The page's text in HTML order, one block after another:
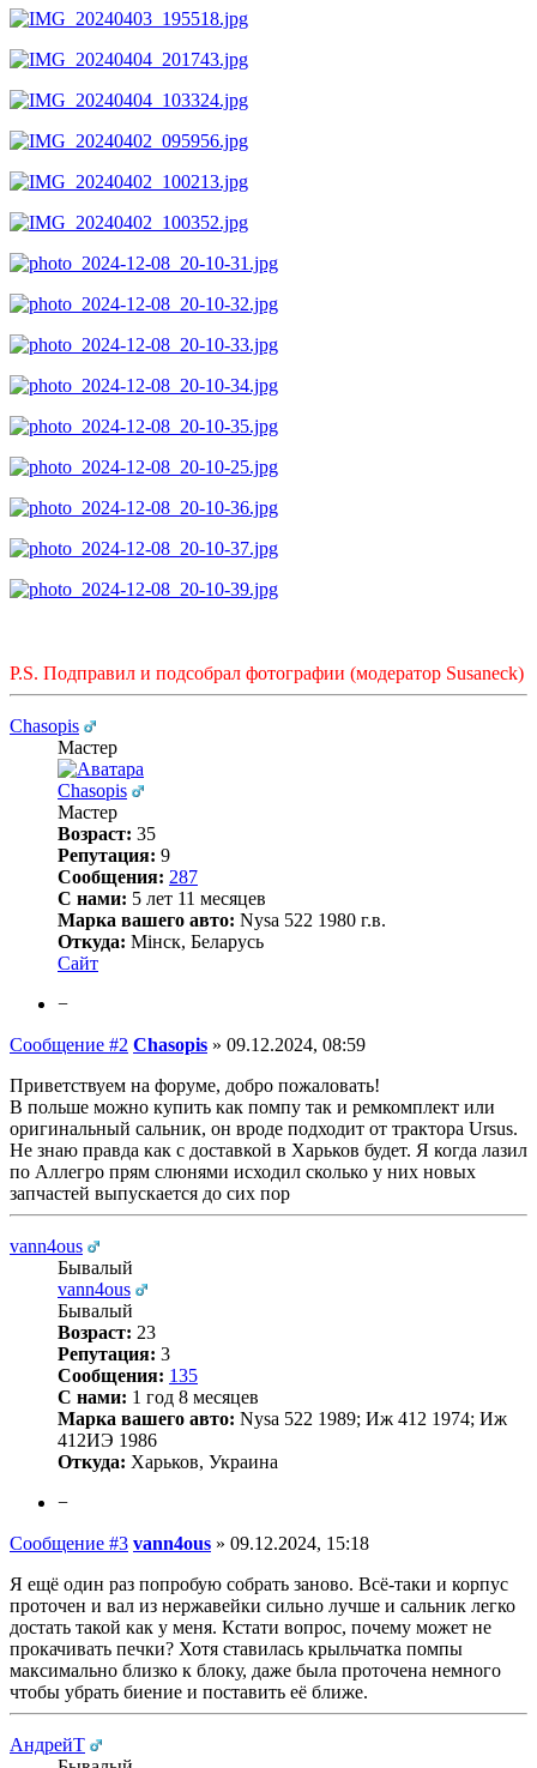
P.S. Подправил и подсобрал фотографии (модератор Susaneck)
Chasopis
Мастер
Chasopis
Мастер
Возраст: 35
Репутация: 9
Сообщения: 287
С нами: 5 лет 11 месяцев
Марка вашего авто: Nysa 522 1980 г.в.
Откуда: Мінск, Беларусь
Сайт
−
Сообщение #2 Chasopis » 09.12.2024, 08:59
Приветствуем на форуме, добро пожаловать!
В польше можно купить как помпу так и ремкомплект или
оригинальный сальник, он вроде подходит от трактора Ursus.
Не знаю правда как с доставкой в Харьков будет. Я когда лазил
по Аллегро прям слюнями исходил сколько у них новых
запчастей выпускается до сих пор
vann4ous
Бывалый
vann4ous
Бывалый
Возраст: 23
Репутация: 3
Сообщения: 135
С нами: 1 год 8 месяцев
Марка вашего авто: Nysa 522 1989; Иж 412 1974; Иж
412ИЭ 1986
Откуда: Харьков, Украина
−
Сообщение #3 vann4ous » 09.12.2024, 15:18
Я ещё один раз попробую собрать заново. Всё-таки и корпус
проточен и вал из нержавейки сильно лучше и сальник легко
достать такой как у меня. Кстати вопрос, почему может не
прокачивать печки? Хотя ставилась крыльчатка помпы
максимально близко к блоку, даже была проточена немного
чтобы убрать биение и поставить её ближе.
АндрейТ